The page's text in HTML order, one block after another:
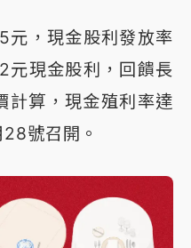
元，現金股利發放率
元現金股利，回饋長
計算，現金殖利率達
號召開。